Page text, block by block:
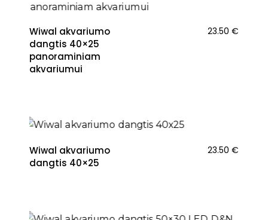
Wiwal akvariumo
dangtis 40×25
panoraminiam
akvariumui
23.50 €
Wiwal akvariumo
dangtis 40×25
23.50 €